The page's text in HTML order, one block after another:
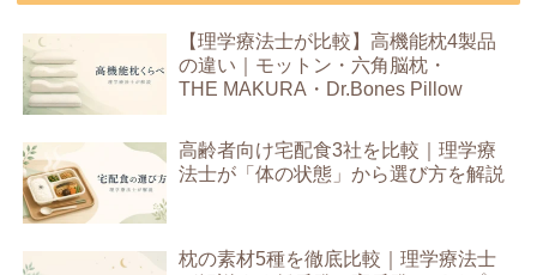
【理学療法士が比較】高機能枕4製品
の違い｜モットン・六角脳枕・
THE MAKURA・Dr.Bones Pillow
高齢者向け宅配食3社を比較｜理学療
法士が「体の状態」から選び方を解説
枕の素材5種を徹底比較｜理学療法士